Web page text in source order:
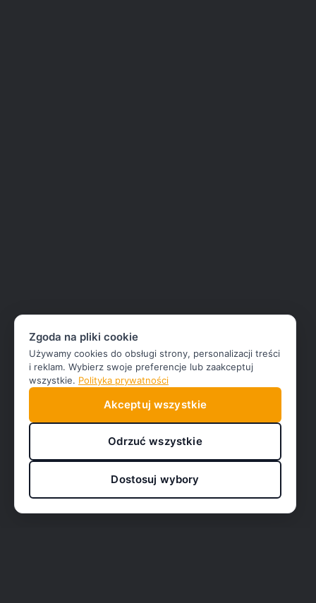
Zgoda na pliki cookie
Używamy cookies do obsługi strony, personalizacji treści
i reklam. Wybierz swoje preferencje lub zaakceptuj
wszystkie. Polityka prywatności
Akceptuj wszystkie
Odrzuć wszystkie
Dostosuj wybory